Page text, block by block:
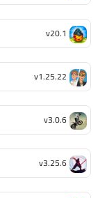
v20.1
v1.25.22
v3.0.6
v3.25.6